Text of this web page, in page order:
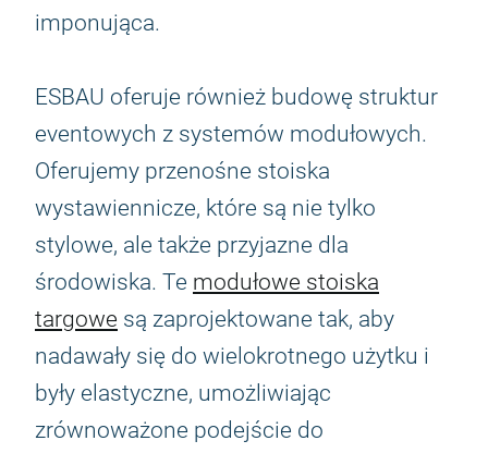
imponująca.
ESBAU oferuje również budowę struktur
eventowych z systemów modułowych.
Oferujemy przenośne stoiska
wystawiennicze, które są nie tylko
stylowe, ale także przyjazne dla
środowiska. Te modułowe stoiska
targowe są zaprojektowane tak, aby
nadawały się do wielokrotnego użytku i
były elastyczne, umożliwiając
zrównoważone podejście do